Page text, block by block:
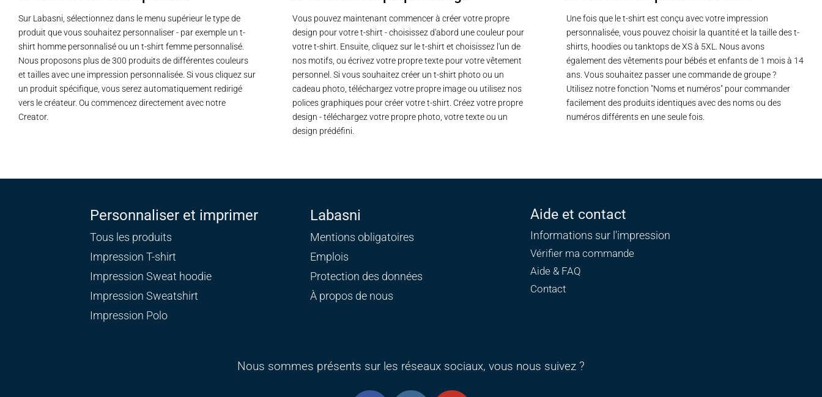
Sur Labasni, sélectionnez dans le menu supérieur le type de
produit que vous souhaitez personnaliser - par exemple un t-
shirt homme personnalisé ou un t-shirt femme personnalisé.
Nous proposons plus de 300 produits de différentes couleurs
et tailles avec une impression personnalisée. Si vous cliquez sur
un produit spécifique, vous serez automatiquement redirigé
vers le créateur. Ou commencez directement avec notre
Creator.
Vous pouvez maintenant commencer à créer votre propre
design pour votre t-shirt - choisissez d'abord une couleur pour
votre t-shirt. Ensuite, cliquez sur le t-shirt et choisissez l'un de
nos motifs, ou écrivez votre propre texte pour votre vêtement
personnel. Si vous souhaitez créer un t-shirt photo ou un
cadeau photo, téléchargez votre propre image ou utilisez nos
polices graphiques pour créer votre t-shirt. Créez votre propre
design - téléchargez votre propre photo, votre texte ou un
design prédéfini.
Une fois que le t-shirt est conçu avec votre impression
personnalisée, vous pouvez choisir la quantité et la taille des t-
shirts, hoodies ou tanktops de XS à 5XL. Nous avons
également des vêtements pour bébés et enfants de 1 mois à 14
ans. Vous souhaitez passer une commande de groupe ?
Utilisez notre fonction "Noms et numéros" pour commander
facilement des produits identiques avec des noms ou des
numéros différents en une seule fois.
Personnaliser et imprimer
Tous les produits
Impression T-shirt
Impression Sweat hoodie
Impression Sweatshirt
Impression Polo
Labasni
Mentions obligatoires
Emplois
Protection des données
À propos de nous
Aide et contact
Informations sur l'impression
Vérifier ma commande
Aide & FAQ
Contact
Nous sommes présents sur les réseaux sociaux, vous nous suivez ?